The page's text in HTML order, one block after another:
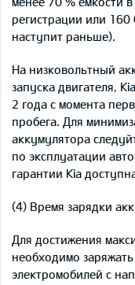
регистрации или 160
наступит раньше).
На низковольтный
запуска двигателя,
2 года с момента
пробега. Для
аккумулятора
по эксплуатации
гарантии Kia
(4) Время зарядки
Для достижения
необходимо
электромобилей с